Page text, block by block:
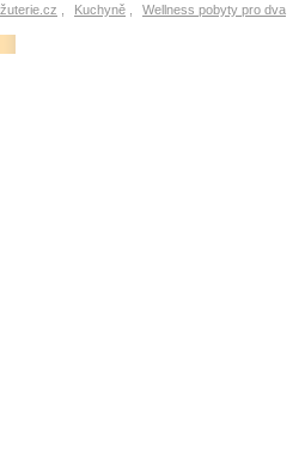
Kuchyně Wellness pobyty pro dva